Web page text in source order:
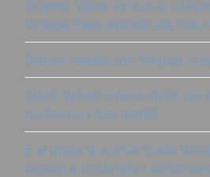
Organic Vibes: la nuova
Vintage Paint ispirata alla
Bianco Natale con Vintage
Black Velvet: il nero chalk più
ricolorare i tuoi mobili!
È arrivata la nuova Guida
impara a ricolorare i mobili